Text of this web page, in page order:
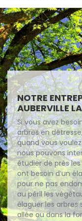
NOTRE
AUBERVILLE
Si vous avez
arbres en
quand vous
nous pouvons
étudier de près
ont besoin d’un
pour ne pas
au péril les
élaguer les arbres
allée ou dans la